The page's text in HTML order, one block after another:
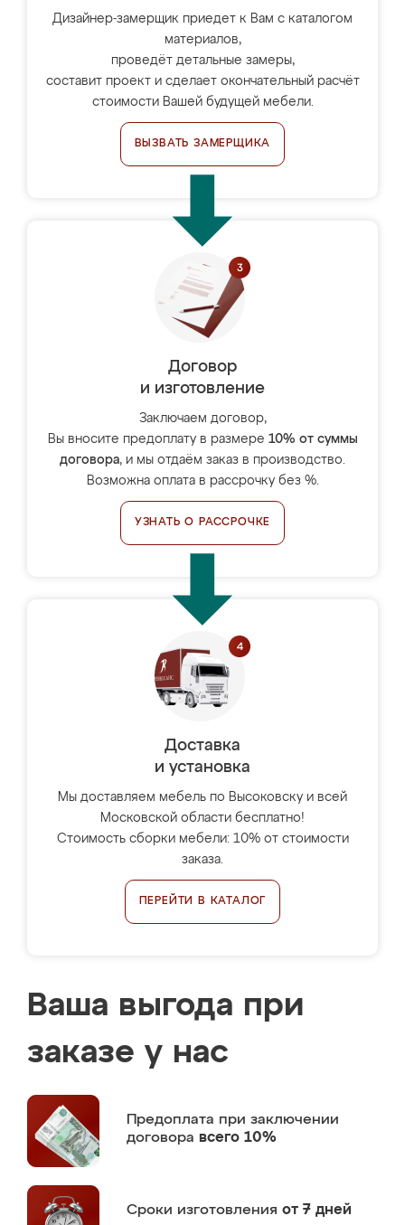
Дизайнер-замерщик приедет к Вам с каталогом
материалов,
проведёт детальные замеры,
составит проект и сделает окончательный расчёт
стоимости Вашей будущей мебели.
ВЫЗВАТЬ ЗАМЕРЩИКА
Договор
и изготовление
Заключаем договор,
Вы вносите предоплату в размере 10% от суммы
договора, и мы отдаём заказ в производство.
Возможна оплата в рассрочку без %.
УЗНАТЬ О РАССРОЧКЕ
Доставка
и установка
Мы доставляем мебель по Высоковску и всей
Московской области бесплатно!
Стоимость сборки мебели: 10% от стоимости
заказа.
ПЕРЕЙТИ В КАТАЛОГ
Ваша выгода при
заказе у нас
Предоплата при заключении
договора всего 10%
Сроки изготовления от 7 дней